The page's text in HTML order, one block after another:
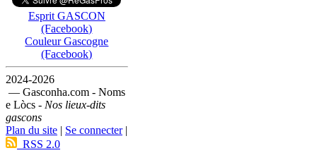
Esprit GASCON
(Facebook)
Couleur Gascogne
(Facebook)
2024-2026
— Gasconha.com - Noms
e Lòcs - Nos lieux-dits
gascons
Plan du site | Se connecter|
RSS 2.0